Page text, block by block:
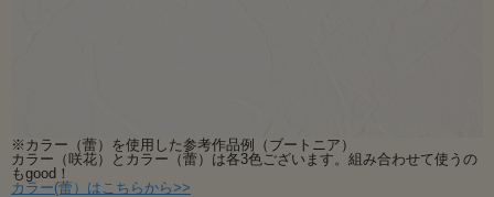
※カラー（蕾）を使用した参考作品例（ブートニア）
カラー（咲花）とカラー（蕾）は各3色ございます。組み合わせて使うの
もgood！
カラー(蕾）はこちらから>>